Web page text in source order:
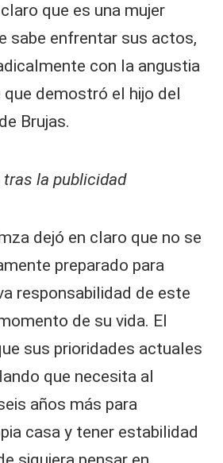
que es una mujer
sabe enfrentar sus actos,
con la angustia
demostró el hijo del
Brujas.
la publicidad
dejó en claro que no se
preparado para
responsabilidad de este
de su vida. El
sus prioridades actuales
que necesita al
años más para
casa y tener estabilidad